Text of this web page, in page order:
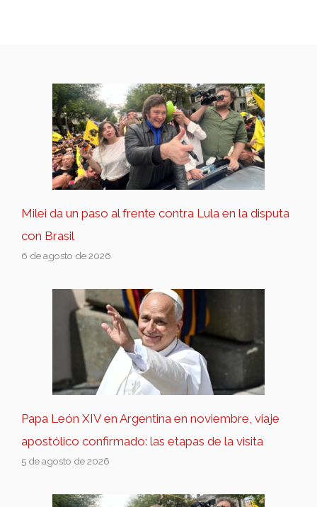
Milei da un paso al frente contra Lula en la disputa
con Brasil
6 de agosto de 2026
Papa León XIV en Argentina en noviembre, viaje
apostólico confirmado: las etapas de la visita
5 de agosto de 2026